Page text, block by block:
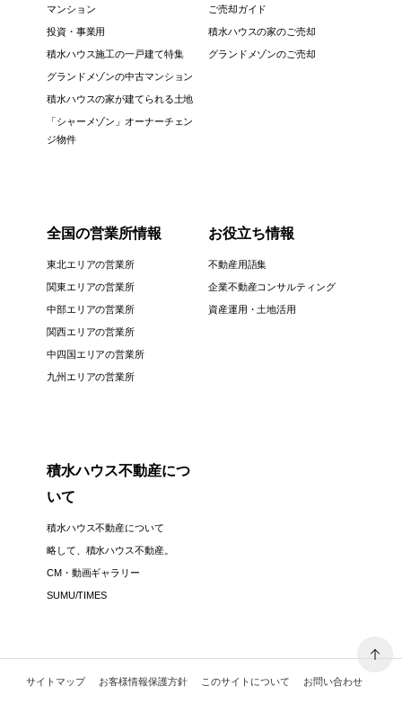
マンション
投資・事業用
積水ハウス施工の一戸建て特集
グランドメゾンの中古マンション
積水ハウスの家が建てられる土地
「シャーメゾン」オーナーチェン
ジ物件
ご売却ガイド
積水ハウスの家のご売却
グランドメゾンのご売却
全国の営業所情報
東北エリアの営業所
関東エリアの営業所
中部エリアの営業所
関西エリアの営業所
中四国エリアの営業所
九州エリアの営業所
お役立ち情報
不動産用語集
企業不動産コンサルティング
資産運用・土地活用
積水ハウス不動産につ
いて
積水ハウス不動産について
略して、積水ハウス不動産。
CM・動画ギャラリー
SUMU/TIMES
サイトマップ お客様情報保護方針 このサイトについて お問い合わせ